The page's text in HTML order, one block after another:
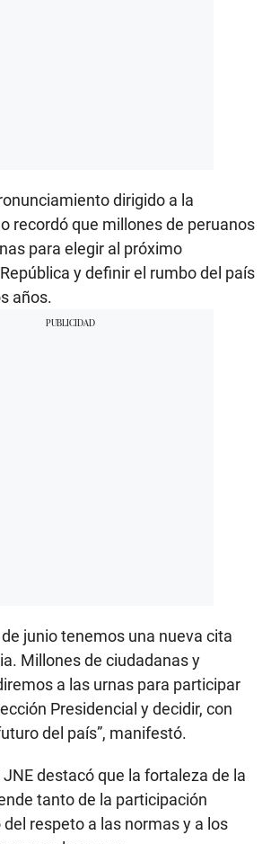
dirigido a la
recordó que millones de peruanos
para elegir al próximo
y definir el rumbo del país
años.
junio tenemos una nueva cita
Millones de ciudadanas y
a las urnas para participar
Presidencial y decidir, con
del país”, manifestó.
destacó que la fortaleza de la
tanto de la participación
respeto a las normas y a los